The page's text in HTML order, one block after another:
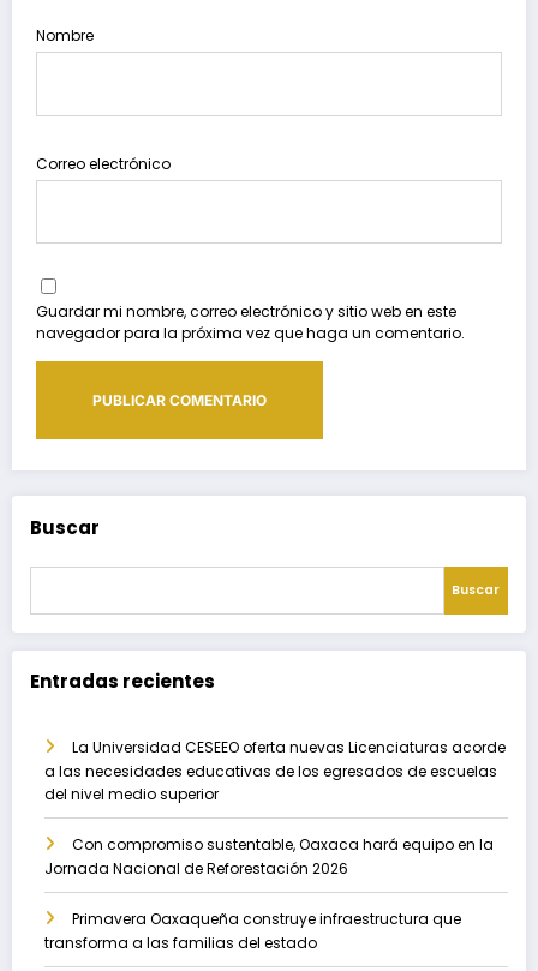
Nombre
Correo electrónico
Guardar mi nombre, correo electrónico y sitio web en este
navegador para la próxima vez que haga un comentario.
Buscar
Buscar
Entradas recientes
La Universidad CESEEO oferta nuevas Licenciaturas acorde
a las necesidades educativas de los egresados de escuelas
del nivel medio superior
Con compromiso sustentable, Oaxaca hará equipo en la
Jornada Nacional de Reforestación 2026
Primavera Oaxaqueña construye infraestructura que
transforma a las familias del estado